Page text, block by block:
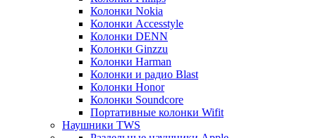
Колонки Nokia
Колонки Accesstyle
Колонки DENN
Колонки Ginzzu
Колонки Harman
Колонки и радио Blast
Колонки Honor
Колонки Soundcore
Портативные колонки Wifit
Наушники TWS